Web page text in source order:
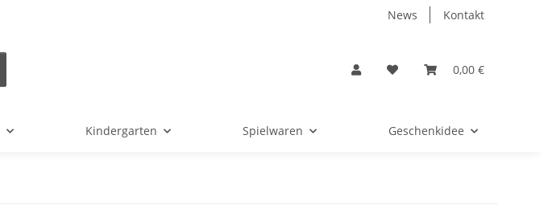
News Kontakt
0,00 €
Kindergarten Spielwaren Geschenkidee